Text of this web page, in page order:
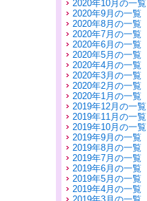
2020年10月の一覧
2020年9月の一覧
2020年8月の一覧
2020年7月の一覧
2020年6月の一覧
2020年5月の一覧
2020年4月の一覧
2020年3月の一覧
2020年2月の一覧
2020年1月の一覧
2019年12月の一覧
2019年11月の一覧
2019年10月の一覧
2019年9月の一覧
2019年8月の一覧
2019年7月の一覧
2019年6月の一覧
2019年5月の一覧
2019年4月の一覧